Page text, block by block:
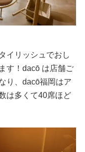
イリッシュでおし
す！dacō は店舗ご
り、dacō福岡はア
は多くて40席ほど